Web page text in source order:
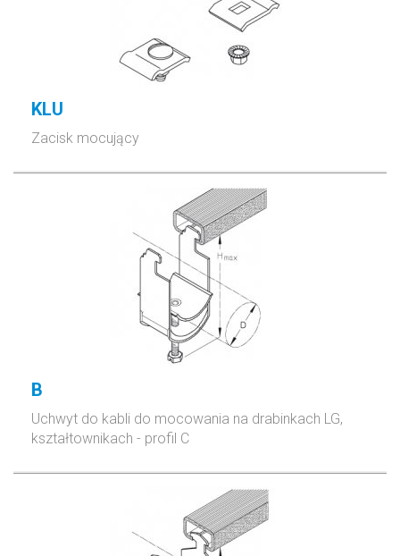
KLU
Zacisk mocujący
B
Uchwyt do kabli do mocowania na drabinkach LG,
kształtownikach - profil C